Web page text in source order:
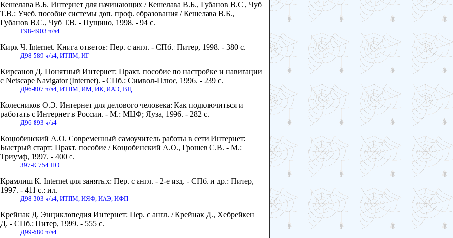
Кешелава В.Б. Интернет для начинающих / Кешелава В.Б., Губанов В.С., Чуб
Т.В.: Учеб. пособие системы доп. проф. образования / Кешелава В.Б.,
Губанов В.С., Чуб Т.В. - Пущино, 1998. - 94 с.
Г98-4903 ч/з4
Кирк Ч. Internet. Книга ответов: Пер. с англ. - СПб.: Питер, 1998. - 380 с.
Д98-589 ч/з4, ИТПМ, ИГ
Кирсанов Д. Понятный Интернет: Практ. пособие по настройке и навигации
с Netscape Navigator (Internet). - СПб.: Символ-Плюс, 1996. - 239 с.
Д96-807 ч/з4, ИТПМ, ИМ, ИК, ИАЭ, ВЦ
Колесников О.Э. Интернет для делового человека: Как подключиться и
работать с Интернет в России. - М.: МЦФ; Яуза, 1996. - 282 с.
Д96-893 ч/з4
Коцюбинский А.О. Современный самоучитель работы в сети Интернет:
Быстрый старт: Практ. пособие / Коцюбинский А.О., Грошев С.В. - М.:
Триумф, 1997. - 400 с.
З97-К.754 НО
Крамлиш К. Internet для занятых: Пер. с англ. - 2-е изд. - СПб. и др.: Питер,
1997. - 411 с.: ил.
Д98-303 ч/з4, ИТПМ, ИЯФ, ИАЭ, ИФП
Крейнак Д. Энциклопедия Интернет: Пер. с англ. / Крейнак Д., Хебрейкен
Д. - СПб.: Питер, 1999. - 555 с.
Д99-580 ч/з4